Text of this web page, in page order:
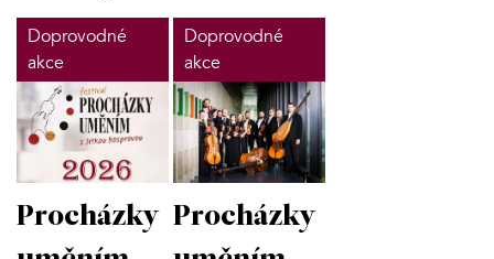
Doprovodné
akce
Procházky
Doprovodné
akce
Procházky